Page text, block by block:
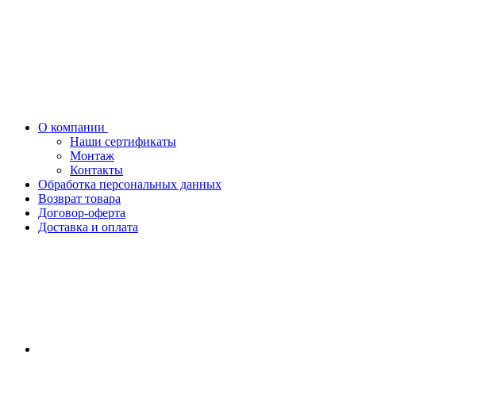
О компании
Наши сертификаты
Монтаж
Контакты
Обработка персональных данных
Возврат товара
Договор-оферта
Доставка и оплата